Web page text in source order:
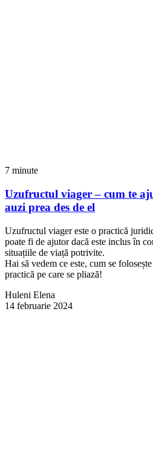
7 minute
Uzufructul viager – cum te
auzi prea des de el
Uzufructul viager este o practică
poate fi de ajutor dacă este inclus în
situațiile de viață potrivite.
Hai să vedem ce este, cum se
practică pe care se pliază!
Huleni Elena
14 februarie 2024